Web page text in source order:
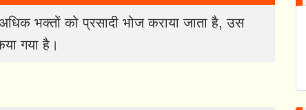
भक्तों को प्रसादी भोज कराया जाता है, उस
गया है।